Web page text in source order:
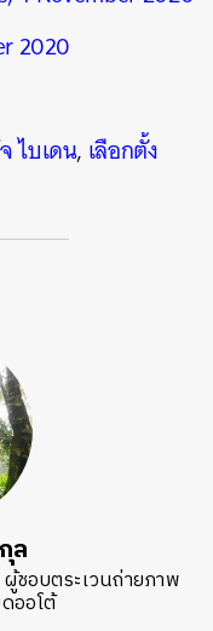
2020
ไบเดน, เลือกตั้ง
ล
ชอบตระเวนถ่ายภาพ
ออโต้